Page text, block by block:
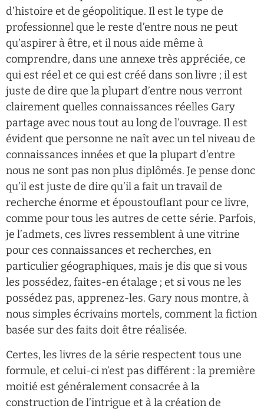
d’histoire et de géopolitique. Il est le type de
professionnel que le reste d’entre nous ne peut
qu’aspirer à être, et il nous aide même à
comprendre, dans une annexe très appréciée, ce
qui est réel et ce qui est créé dans son livre ; il est
juste de dire que la plupart d’entre nous verront
clairement quelles connaissances réelles Gary
partage avec nous tout au long de l’ouvrage. Il est
évident que personne ne naît avec un tel niveau de
connaissances innées et que la plupart d’entre
nous ne sont pas non plus diplômés. Je pense donc
qu’il est juste de dire qu’il a fait un travail de
recherche énorme et époustouflant pour ce livre,
comme pour tous les autres de cette série. Parfois,
je l’admets, ces livres ressemblent à une vitrine
pour ces connaissances et recherches, en
particulier géographiques, mais je dis que si vous
les possédez, faites-en étalage ; et si vous ne les
possédez pas, apprenez-les. Gary nous montre, à
nous simples écrivains mortels, comment la fiction
basée sur des faits doit être réalisée.
Certes, les livres de la série respectent tous une
formule, et celui-ci n’est pas différent : la première
moitié est généralement consacrée à la
construction de l’intrigue et à la création de